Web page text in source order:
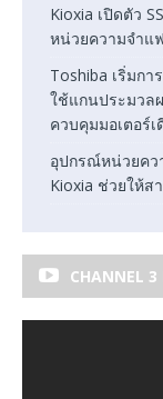
Kioxia เปิดตัว
หน่วยความจำแ
Toshiba เริ่มก
ใช้แกนประมวล
ควบคุมมอเตอร์
อุปกรณ์หน่วยคว
Kioxia ช่วยให้ส
CHANNEL 3